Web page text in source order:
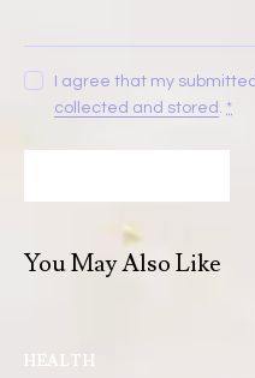
I agree that my
collected and stored
*
You May Also Like
HEALTH